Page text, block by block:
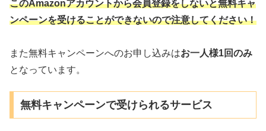
このAmazonアカウントから会員登録をしないと無料キャ
ンペーンを受けることができないので注意してください！
また無料キャンペーンへのお申し込みはお一人様1回のみ
となっています。
無料キャンペーンで受けられるサービス